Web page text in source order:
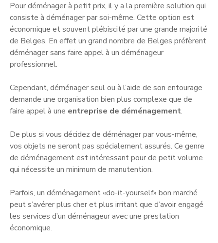
Pour déménager à petit prix, il y a la première solution qui
consiste à déménager par soi-même. Cette option est
économique et souvent plébiscité par une grande majorité
de Belges. En effet un grand nombre de Belges préfèrent
déménager sans faire appel à un déménageur
professionnel.
Cependant, déménager seul ou à l’aide de son entourage
demande une organisation bien plus complexe que de
faire appel à une entreprise de déménagement.
De plus si vous décidez de déménager par vous-même,
vos objets ne seront pas spécialement assurés. Ce genre
de déménagement est intéressant pour de petit volume
qui nécessite un minimum de manutention.
Parfois, un déménagement «do-it-yourself» bon marché
peut s’avérer plus cher et plus irritant que d’avoir engagé
les services d’un déménageur avec une prestation
économique.